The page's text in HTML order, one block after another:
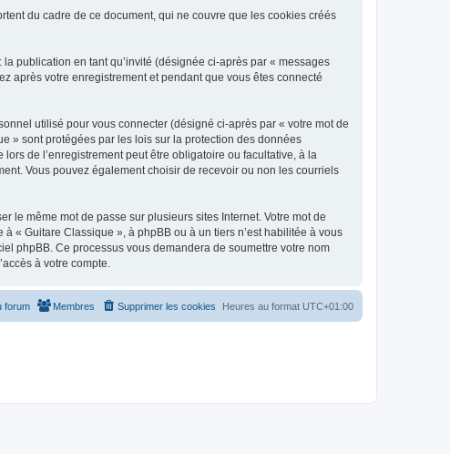
du cadre de ce document, qui ne couvre que les cookies créés
publication en tant qu’invité (désignée ci-après par « messages
après votre enregistrement et pendant que vous êtes connecté
utilisé pour vous connecter (désigné ci-après par « votre mot de
» sont protégées par les lois sur la protection des données
de l’enregistrement peut être obligatoire ou facultative, à la
Vous pouvez également choisir de recevoir ou non les courriels
le même mot de passe sur plusieurs sites Internet. Votre mot de
« Guitare Classique », à phpBB ou à un tiers n’est habilitée à vous
phpBB. Ce processus vous demandera de soumettre votre nom
à votre compte.
Heures au format UTC+01:00
Supprimer les cookies
Membres
forum